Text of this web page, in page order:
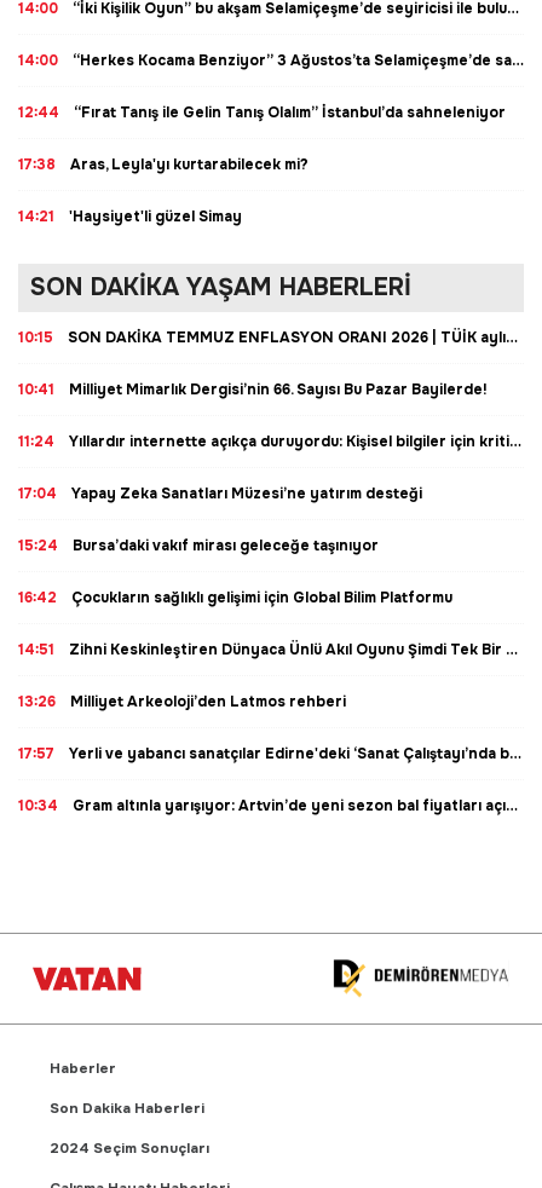
14:00 “İki Kişilik Oyun” bu akşam Selamiçeşme’de seyiricisi ile buluşuyor
14:00 “Herkes Kocama Benziyor” 3 Ağustos’ta Selamiçeşme’de sahnede
12:44 “Fırat Tanış ile Gelin Tanış Olalım” İstanbul’da sahneleniyor
17:38 Aras, Leyla'yı kurtarabilecek mi?
14:21 'Haysiyet'li güzel Simay
SON DAKİKA YAŞAM HABERLERİ
10:15 SON DAKİKA TEMMUZ ENFLASYON ORANI 2026 | TÜİK aylık ve yıllık enflasyon yüzde kaç oldu?
10:41 Milliyet Mimarlık Dergisi’nin 66. Sayısı Bu Pazar Bayilerde!
11:24 Yıllardır internette açıkça duruyordu: Kişisel bilgiler için kritik karar
17:04 Yapay Zeka Sanatları Müzesi’ne yatırım desteği
15:24 Bursa’daki vakıf mirası geleceğe taşınıyor
16:42 Çocukların sağlıklı gelişimi için Global Bilim Platformu
14:51 Zihni Keskinleştiren Dünyaca Ünlü Akıl Oyunu Şimdi Tek Bir Ciltte: ‘Sudoku Bulmaca Kitabı’ Çıktı!
13:26 Milliyet Arkeoloji’den Latmos rehberi
17:57 Yerli ve yabancı sanatçılar Edirne'deki ‘Sanat Çalıştayı’nda buluştu
10:34 Gram altınla yarışıyor: Artvin’de yeni sezon bal fiyatları açıklandı
Haberler
Son Dakika Haberleri
2024 Seçim Sonuçları